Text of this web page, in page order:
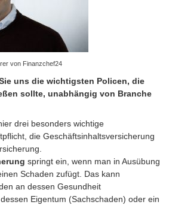
von Finanzchef24
uns die wichtigsten Policen, die
sollte, unabhängig von Branche
drei besonders wichtige
die Geschäftsinhaltsversicherung
springt ein, wenn man in Ausübung
Schaden zufügt. Das kann
an dessen Gesundheit
Eigentum (Sachschaden) oder ein